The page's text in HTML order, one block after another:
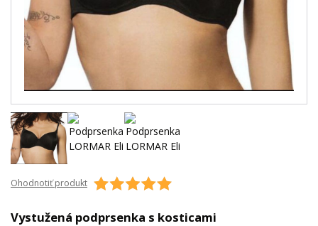
Ohodnotiť produkt
Vystužená podprsenka s kosticami